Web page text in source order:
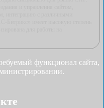
функционал сайта,